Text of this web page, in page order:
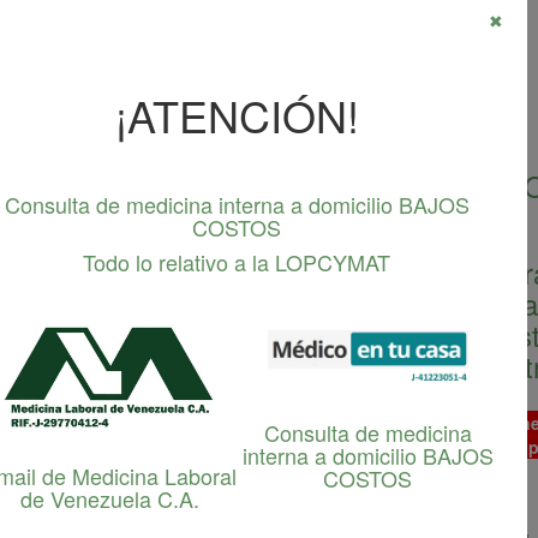
DE CURSOS Y DIPLOMADOS DE
CAPACITACIÓN
de la seguridad y salud en el
TSU en seguridad industrial,
otros interesados (abogados,
trabajadores sociales,
se están realizando con normalidad y las
al correo electrónico, debe ingresar al enlace de su curso o
pensum,más abajo
¡ATENCIÓN!
Consulta de medicina interna a domicilio BAJOS
COSTOS
Todo lo relativo a la LOPCYMAT
de Medicina Laboral
de Venezuela C.A.
Consulta de medicina
interna a domicilio BAJOS
COSTOS
✖